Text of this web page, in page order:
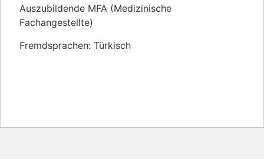
Auszubildende MFA (Medizinische
Fachangestellte)
Fremdsprachen: Türkisch